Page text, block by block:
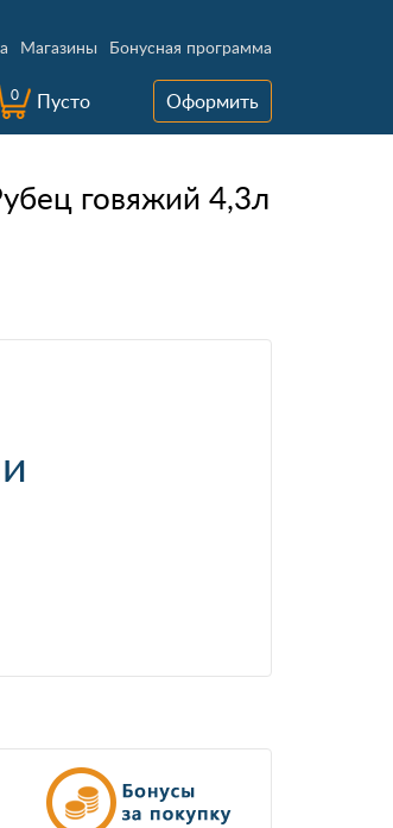
Магазины Бонусная программа
0 Пусто Оформить
говяжий 4,3л